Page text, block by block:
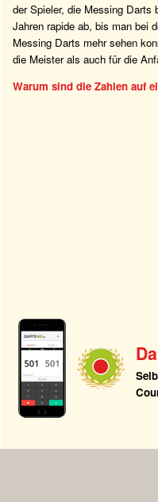
der Spieler, die Messing Darts
Jahren rapide ab, bis man bei
Messing Darts mehr sehen
die Meister als auch für die
Warum sind die Zahlen auf